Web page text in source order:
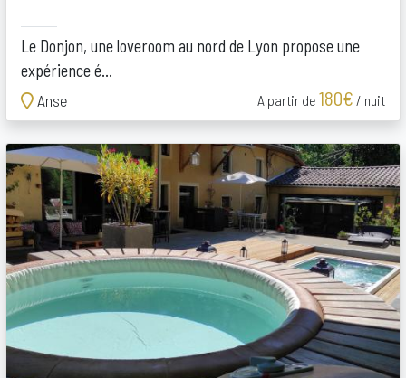
Le Donjon, une loveroom au nord de Lyon propose une
expérience é...
Anse
A partir de 180€ / nuit